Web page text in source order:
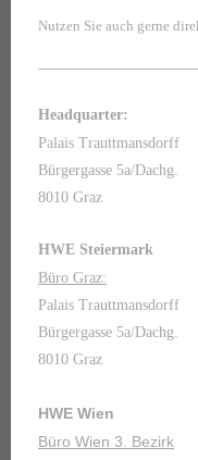
Nutzen Sie auch gerne
Headquarter:
Palais Trauttmansdorff
Bürgergasse 5a/Dachg.
8010 Graz
HWE Steiermark
Büro Graz:
Palais Trauttmansdorff
Bürgergasse 5a/Dachg.
8010 Graz
HWE Wien
Büro Wien 3. Bezirk